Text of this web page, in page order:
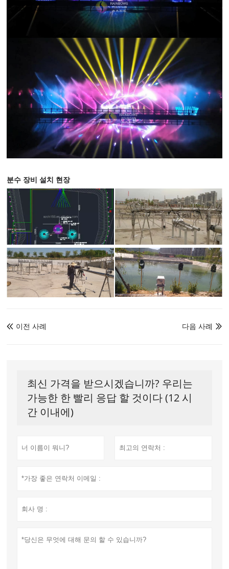
분수 장비 설치 현장
 이전 사례 
다음 사례
최신 가격을 받으시겠습니까? 우리는
가능한 한 빨리 응답 할 것이다 (12 시
간 이내에)